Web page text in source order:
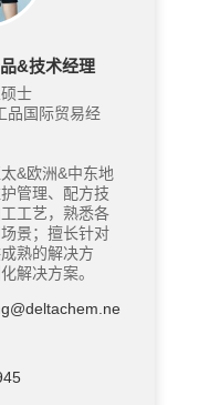
&技术经理
士
品国际贸易经
&欧洲&中东地
管理、配方技
工艺，熟悉各
景；擅长针对
熟的解决方
解决方案。